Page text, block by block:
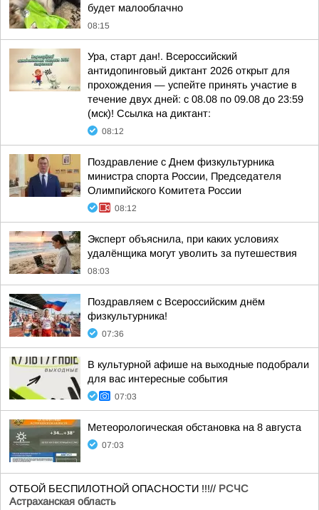
будет малооблачно
08:15
Ура, старт дан!. Всероссийский
антидопинговый диктант 2026 открыт для
прохождения — успейте принять участие в
течение двух дней: с 08.08 по 09.08 до 23:59
(мск)! Ссылка на диктант:
08:12
Поздравление с Днем физкультурника
министра спорта России, Председателя
Олимпийского Комитета России
08:12
Эксперт объяснила, при каких условиях
удалёнщика могут уволить за путешествия
08:03
Поздравляем с Всероссийским днём
физкультурника!
07:36
В культурной афише на выходные подобрали
для вас интересные события
07:03
Метеорологическая обстановка на 8 августа
07:03
ОТБОЙ БЕСПИЛОТНОЙ ОПАСНОСТИ !!!// РСЧС
Астраханская область